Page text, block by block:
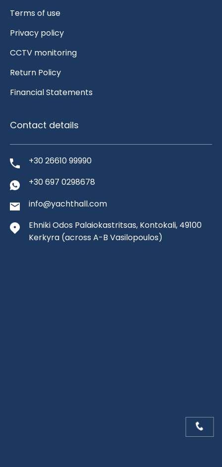
Terms of use
Privacy policy
CCTV monitoring
Return Policy
Financial Statements
Contact details
+30 26610 99990
+30 697 0298678
info@yachthall.com
Ehniki Odos Palaiokastritsas, Kontokali, 49100
Kerkyra (across A-B Vasilopoulos)